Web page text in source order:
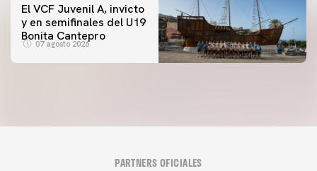
El VCF Juvenil A, invicto
y en semifinales del U19
Bonita Cantepro
07 agosto 2026
PARTNERS OFICIALES